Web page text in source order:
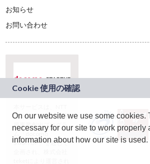
お知らせ
お問い合わせ
ドコモグループの新
規事業創出プログラ
ム「docomo
STARTUP」を通じて
On our website we use some cookies.
necessary for our site to work properly
information about how our site is used.